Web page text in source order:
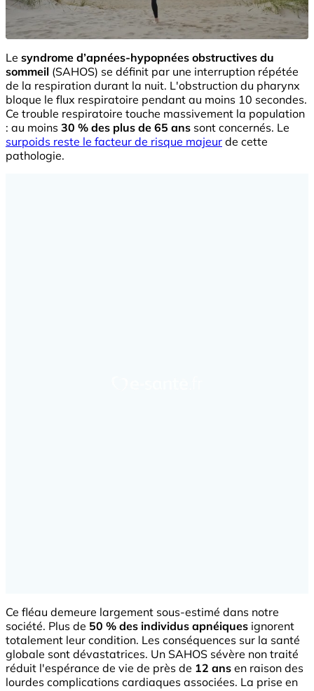
Le syndrome d’apnées-hypopnées obstructives du
sommeil (SAHOS) se définit par une interruption répétée
de la respiration durant la nuit. L'obstruction du pharynx
bloque le flux respiratoire pendant au moins 10 secondes.
Ce trouble respiratoire touche massivement la population
: au moins 30 % des plus de 65 ans sont concernés. Le
surpoids reste le facteur de risque majeur de cette
pathologie.
Ce fléau demeure largement sous-estimé dans notre
société. Plus de 50 % des individus apnéiques ignorent
totalement leur condition. Les conséquences sur la santé
globale sont dévastatrices. Un SAHOS sévère non traité
réduit l'espérance de vie de près de 12 ans en raison des
lourdes complications cardiaques associées. La prise en